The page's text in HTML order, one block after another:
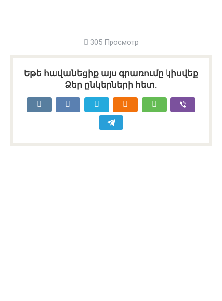
305 Просмотр
Եթե հավանեցիք այս գրառումը կիսվեք
Ձեր ընկերների հետ.